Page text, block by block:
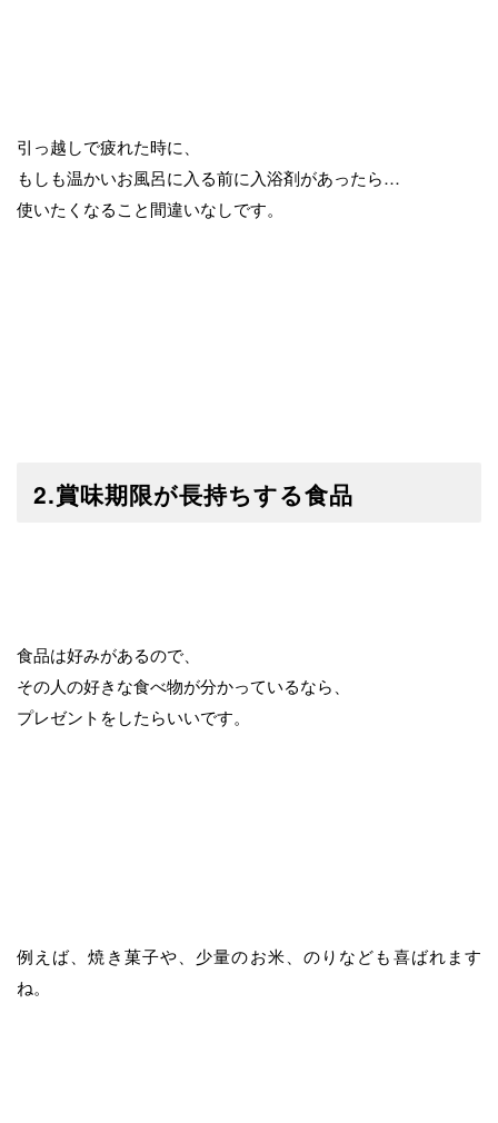
引っ越しで疲れた時に、
もしも温かいお風呂に入る前に入浴剤があったら…
使いたくなること間違いなしです。
2.賞味期限が長持ちする食品
食品は好みがあるので、
その人の好きな食べ物が分かっているなら、
プレゼントをしたらいいです。
例えば、焼き菓子や、少量のお米、のりなども喜ばれます
ね。